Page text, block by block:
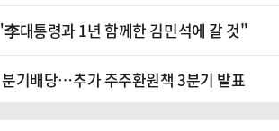
대통령과 1년 함께한 김민석에 갈 것"
기배당…추가 주주환원책 3분기 발표